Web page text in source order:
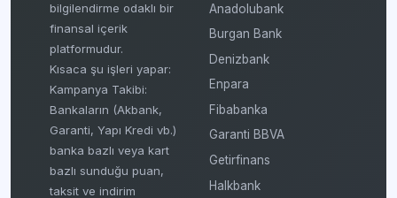
bilgilendirme odaklı bir
finansal içerik
platformudur.
Kısaca şu işleri yapar:
Kampanya Takibi:
Bankaların (Akbank,
Garanti, Yapı Kredi vb.)
banka bazlı veya kart
bazlı sunduğu puan,
taksit ve indirim
Anadolubank
Burgan Bank
Denizbank
Enpara
Fibabanka
Garanti BBVA
Getirfinans
Halkbank